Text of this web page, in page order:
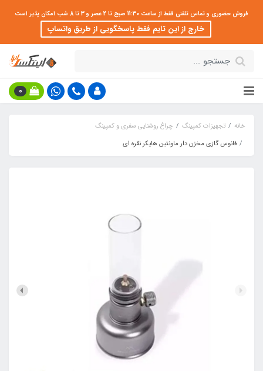
فروش حضوری و تماس تلفنی فقط از ساعت 11:30 صبح تا 2 عصر و 3 تا 8 شب امکان پذیر است
خارج از این تایم فقط پاسخگویی از طریق واتساپ
0
خانه تجهیزات کمپینگ
چراغ روشنایی سفری و کمپینگ
فانوس گازی مخزن دار ماونتین هایکر نقره ای